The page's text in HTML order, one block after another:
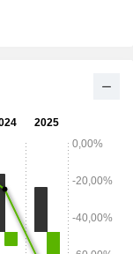
en cuir de luxe,
le dépôt
les bagages à
une assurance
et des croisières.